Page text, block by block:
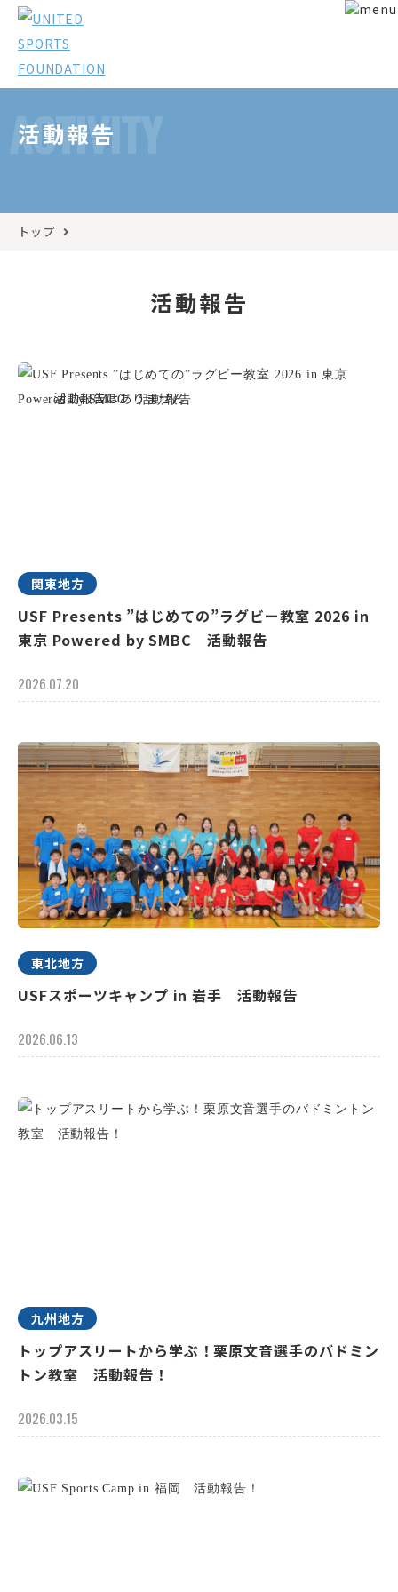
ACTIVITY
活動報告
トップ
活動報告
関東地方
USF Presents ”はじめての”ラグビー教室 2026 in
東京 Powered by SMBC 活動報告
2026.07.20
東北地方
USFスポーツキャンプ in 岩手 活動報告
2026.06.13
九州地方
トップアスリートから学ぶ！栗原文音選手のバドミン
トン教室 活動報告！
2026.03.15